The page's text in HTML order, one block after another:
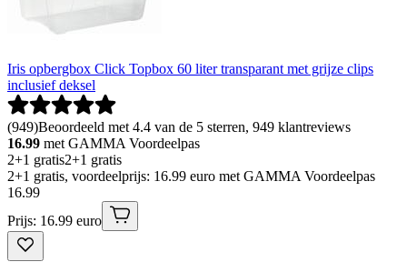
Iris opbergbox Click Topbox 60 liter transparant met grijze clips
inclusief deksel
(949)Beoordeeld met 4.4 van de 5 sterren, 949 klantreviews
16.99 met GAMMA Voordeelpas
2+1 gratis2+1 gratis
2+1 gratis, voordeelprijs: 16.99 euro met GAMMA Voordeelpas
16.99
Prijs: 16.99 euro